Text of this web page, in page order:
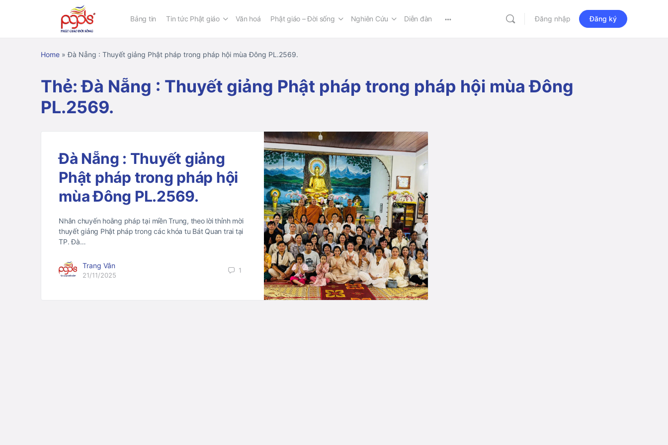
Bảng tin Tin tức Phật giáo Văn hoá Phật giáo – Đời sống Nghiên Cứu Diễn đàn Đăng nhập Đăng ký
Home »Đà Nẵng : Thuyết giảng Phật pháp trong pháp hội mùa Đông PL.2569.
Thẻ:Đà Nẵng : Thuyết giảng Phật pháp trong pháp hội mùa Đông
PL.2569.
Đà Nẵng : Thuyết giảng
Phật pháp trong pháp hội
mùa Đông PL.2569.
Nhân chuyến hoằng pháp tại miền Trung, theo lời thỉnh mời
thuyết giảng Phật pháp trong các khóa tu Bát Quan trai tại
TP. Đà…
Trang Vân
21/11/2025
1